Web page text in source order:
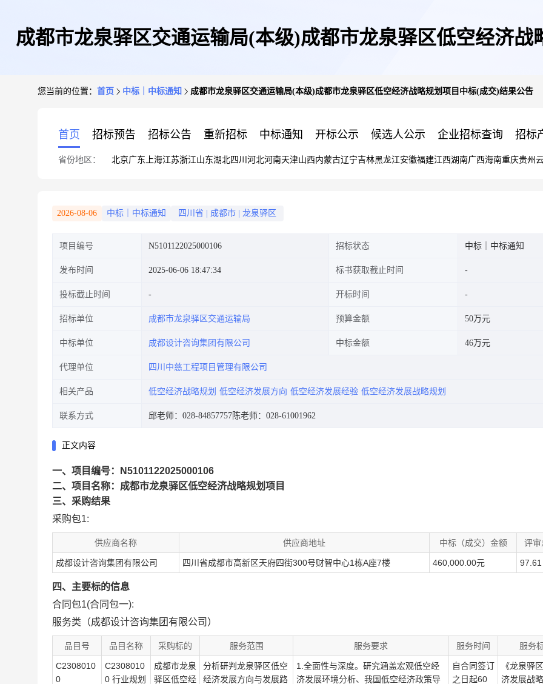
成都市龙泉驿区交通运输局(本级)成都市龙泉驿区低空经济
您当前的位置： 首页 中标｜中标通知 成都市龙泉驿区交通运输局(本级)成都市龙泉驿区低空经济战略规划项目中标(成交)结果公告
首页 招标预告 招标公告 重新招标 中标通知 开标公示 候选人公示 企业招标查询 招标
省份地区： 北京广东 上海江苏浙江山东湖北四川 河北河南天津山西内蒙古辽宁吉林黑龙江安徽福建江西湖南广西海南重庆贵州
2026-08-06 中标｜中标通知 四川省 成都市 龙泉驿区
项目编号 N5101122025000106 招标状态 中标｜中标通知
发布时间 2025-06-06 18:47:34 标书获取截止时间
投标截止时间 开标时间
招标单位 成都市龙泉驿区交通运输局 预算金额 50万元
中标单位 成都设计咨询集团有限公司 中标金额 46万元
代理单位 四川中慈工程项目管理有限公司
相关产品 低空经济战略规划 低空经济发展方向 低空经济发展经验 低空经济发展战略规划
联系方式 邱老师：028-84857757陈老师：028-61001962
正文内容
一、项目编号：N5101122025000106
二、项目名称：成都市龙泉驿区低空经济战略规划项目
三、采购结果
采购包1:
供应商名称 供应商地址 中标（成交）金额 评审
成都设计咨询集团有限公司 四川省成都市高新区天府四街300号财智中心1栋A座7楼 460,000.00元 97.61
四、主要标的信息
合同包1(合同包一):
服务类（成都设计咨询集团有限公司）
品目号 品目名称 采购标的 服务范围 服务要求 服务时间 服务
C2308010
0
C2308010
0 行业规划
成都市龙泉
驿区低空经
分析研判龙泉驿区低空
经济发展方向与发展路
1.全面性与深度。研究涵盖宏观低空经
济发展环境分析、我国低空经济政策导
自合同签订
之日起60
《龙泉驿
济发展战